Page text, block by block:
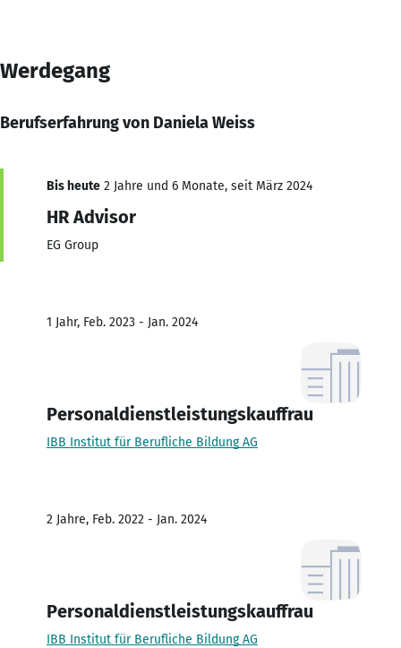
Werdegang
Berufserfahrung von Daniela Weiss
Bis heute 2 Jahre und 6 Monate, seit März 2024
HR Advisor
EG Group
1 Jahr, Feb. 2023 - Jan. 2024
Personaldienstleistungskauffrau
IBB Institut für Berufliche Bildung AG
2 Jahre, Feb. 2022 - Jan. 2024
Personaldienstleistungskauffrau
IBB Institut für Berufliche Bildung AG